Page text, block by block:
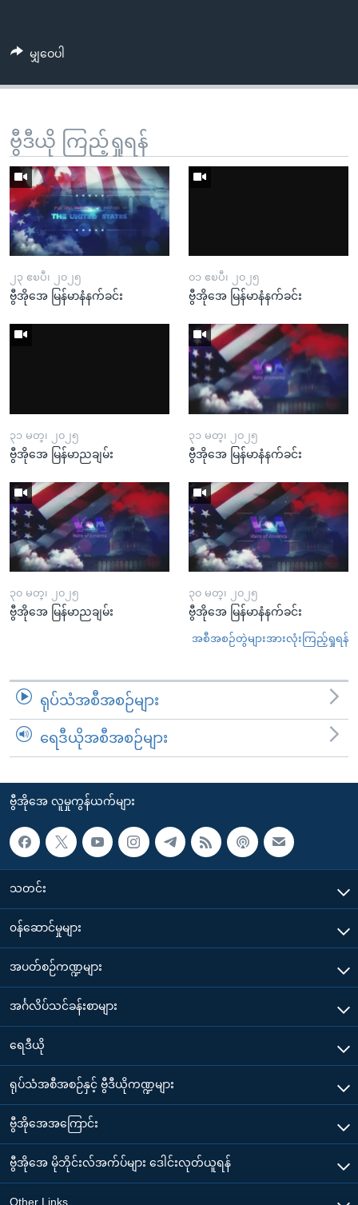
မျှဝေပါ
ဗွီဒီယို ကြည့်ရှုရန်
၂၃ ဧၿပီ၊ ၂၀၂၅
ဗွီအိုအေ မြန်မာနံနက်ခင်း
၀၁ ဧၿပီ၊ ၂၀၂၅
ဗွီအိုအေ မြန်မာနံနက်ခင်း
၃၁ မတ္၊ ၂၀၂၅
ဗွီအိုအေ မြန်မာညချမ်း
၃၁ မတ္၊ ၂၀၂၅
ဗွီအိုအေ မြန်မာနံနက်ခင်း
၃၀ မတ္၊ ၂၀၂၅
ဗွီအိုအေ မြန်မာညချမ်း
၃၀ မတ္၊ ၂၀၂၅
ဗွီအိုအေ မြန်မာနံနက်ခင်း
အစီအစဉ်တွဲများအားလုံးကြည့်ရှုရန်
ရုပ်သံအစီအစဉ်များ
ရေဒီယိုအစီအစဉ်များ
ဗွီအိုအေ လူမှုကွန်ယက်များ
သတင်း
၀န်ဆောင်မှုများ
အပတ်စဉ်ကဏ္ဍများ
အင်္ဂလိပ်သင်ခန်းစာများ
ရေဒီယို
ရုပ်သံအစီအစဉ်နှင့် ဗွီဒီယိုကဏ္ဍများ
ဗွီအိုအေအကြောင်း
ဗွီအိုအေ မိုဘိုင်းလ်အက်ပ်များ ဒေါင်းလုတ်ယူရန်
Other Links